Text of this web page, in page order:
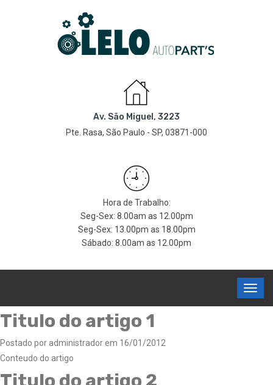
Av. São Miguel, 3223
Pte. Rasa, São Paulo - SP, 03871-000
Hora de Trabalho:
Seg-Sex: 8.00am as 12.00pm
Seg-Sex: 13.00pm as 18.00pm
Sábado: 8.00am as 12.00pm
Titulo do artigo 1
Postado por administrador em 16/01/2012
Conteudo do artigo